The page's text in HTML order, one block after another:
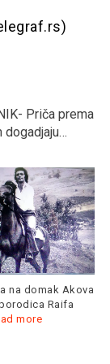
CRVENI
počinje 24.
film festival…
24. izdanje
je slavnom
Read more